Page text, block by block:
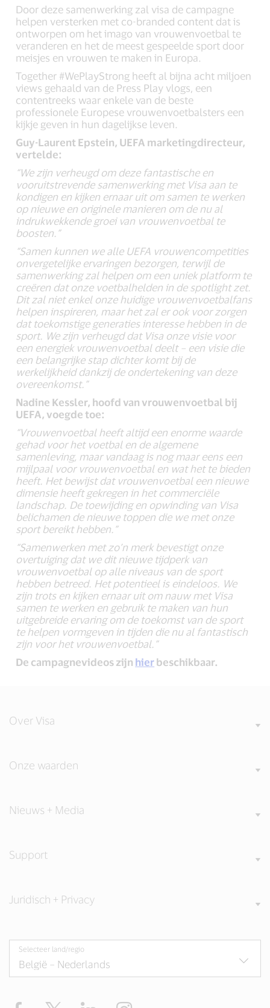
Door deze samenwerking zal visa de campagne
helpen versterken met co-branded content dat is
ontworpen om het imago van vrouwenvoetbal te
veranderen en het de meest gespeelde sport door
meisjes en vrouwen te maken in Europa.
Together #WePlayStrong heeft al bijna acht miljoen
views gehaald van de Press Play vlogs, een
contentreeks waar enkele van de beste
professionele Europese vrouwenvoetbalsters een
kijkje geven in hun dagelijkse leven.
Guy-Laurent Epstein, UEFA marketingdirecteur,
vertelde:
“We zijn verheugd om deze fantastische en
vooruitstrevende samenwerking met Visa aan te
kondigen en kijken ernaar uit om samen te werken
op nieuwe en originele manieren om de nu al
indrukwekkende groei van vrouwenvoetbal te
boosten.”
“Samen kunnen we alle UEFA vrouwencompetities
onvergetelijke ervaringen bezorgen, terwijl de
samenwerking zal helpen om een uniek platform te
creëren dat onze voetbalhelden in de spotlight zet.
Dit zal niet enkel onze huidige vrouwenvoetbalfans
helpen inspireren, maar het zal er ook voor zorgen
dat toekomstige generaties interesse hebben in de
sport. We zijn verheugd dat Visa onze visie voor
een energiek vrouwenvoetbal deelt – een visie die
een belangrijke stap dichter komt bij de
werkelijkheid dankzij de ondertekening van deze
overeenkomst.”
Nadine Kessler, hoofd van vrouwenvoetbal bij
UEFA, voegde toe:
“Vrouwenvoetbal heeft altijd een enorme waarde
gehad voor het voetbal en de algemene
samenleving, maar vandaag is nog maar eens een
mijlpaal voor vrouwenvoetbal en wat het te bieden
heeft. Het bewijst dat vrouwenvoetbal een nieuwe
dimensie heeft gekregen in het commerciële
landschap. De toewijding en opwinding van Visa
belichamen de nieuwe toppen die we met onze
sport bereikt hebben.”
“Samenwerken met zo’n merk bevestigt onze
overtuiging dat we dit nieuwe tijdperk van
vrouwenvoetbal op alle niveaus van de sport
hebben betreed. Het potentieel is eindeloos. We
zijn trots en kijken ernaar uit om nauw met Visa
samen te werken en gebruik te maken van hun
uitgebreide ervaring om de toekomst van de sport
te helpen vormgeven in tijden die nu al fantastisch
zijn voor het vrouwenvoetbal.”
De campagnevideos zijn hier beschikbaar.
Over Visa
Onze waarden
Nieuws + Media
Support
Juridisch + Privacy
Selecteer land/regio